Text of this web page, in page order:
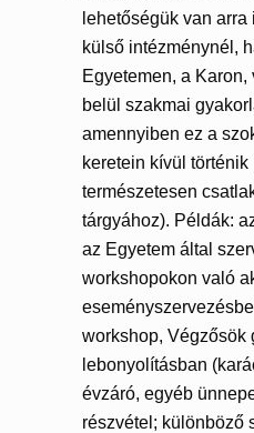
lehetőségük van
külső intézménynél,
Egyetemen, a Karon,
belül szakmai
amennyiben ez a
keretein kívül történik
természetesen
tárgyához). Példák:
az Egyetem által
workshopokon való
workshop, Végzősök
lebonyolításban
évzáró, egyéb
részvétel; különböző